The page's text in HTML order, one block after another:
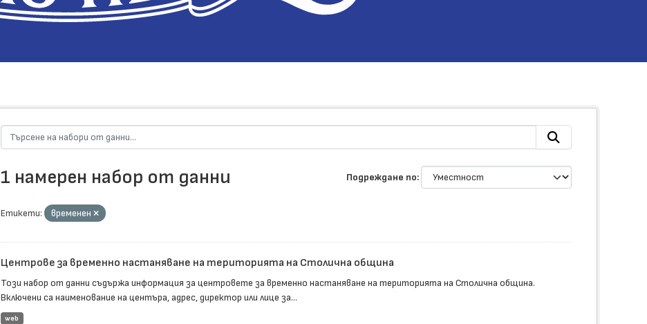
Подреждане по
1 намерен набор от данни
Етикети: временен
Центрове за временно настаняване на територията на Столична община
Този набор от данни съдържа информация за центровете за временно настаняване на територията на Столична община.
Включени са наименование на центъра, адрес, директор или лице за...
web